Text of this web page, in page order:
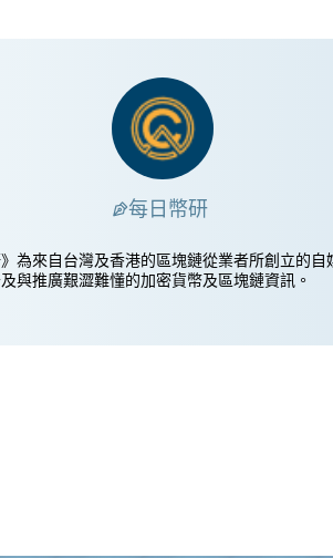
每日幣研
》為來自台灣及香港的區塊鏈從業者所創立的自
與推廣艱澀難懂的加密貨幣及區塊鏈資訊。